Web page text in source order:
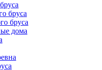
бруса
бруса
дома